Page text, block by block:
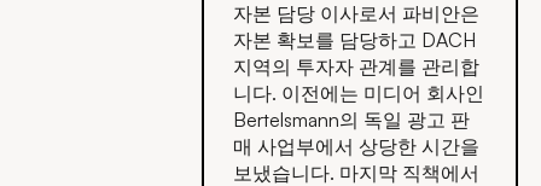
자본 담당 이사로서 파비안은
자본 확보를 담당하고 DACH
지역의 투자자 관계를 관리합
니다. 이전에는 미디어 회사인
Bertelsmann의 독일 광고 판
매 사업부에서 상당한 시간을
보냈습니다. 마지막 직책에서